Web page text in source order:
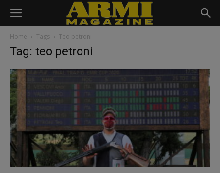
Home Tags Teo petroni
Tag: teo petroni